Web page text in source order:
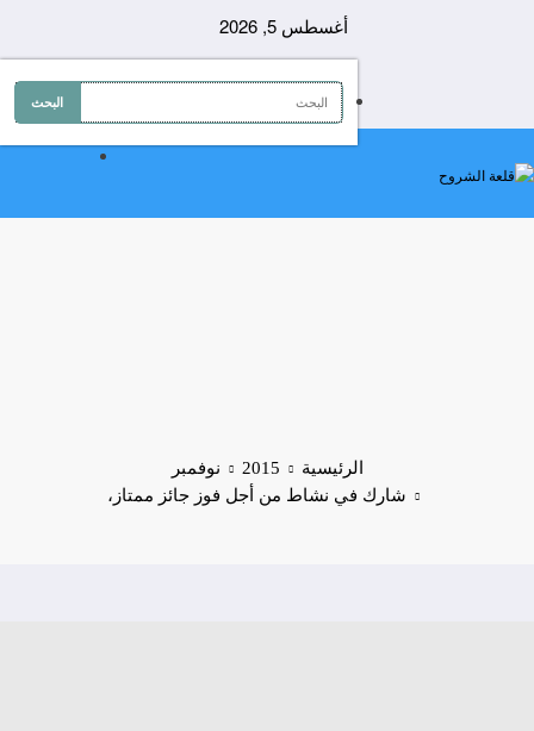
أغسطس 5, 2026
الرئيسية 2015
نوفمبر
شارك في نشاط من أجل فوز جائز ممتاز،